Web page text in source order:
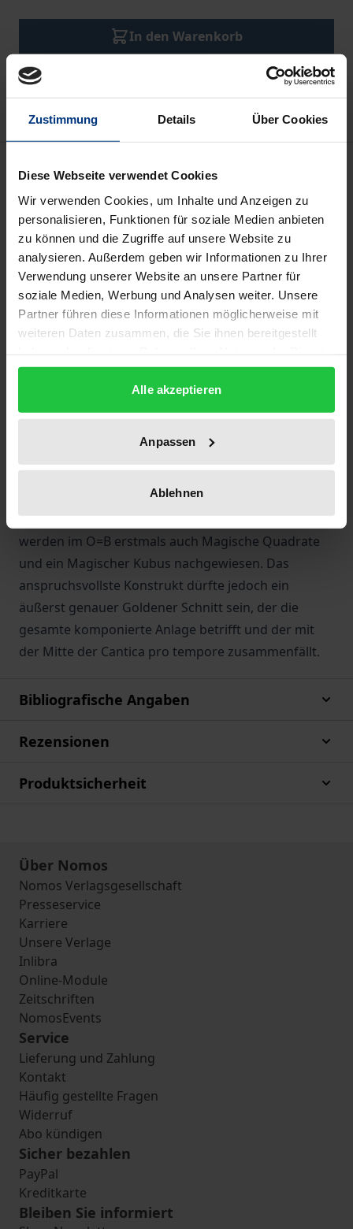
Zustimmung Details Über Cookies
Diese Webseite verwendet Cookies
Wir verwenden Cookies, um Inhalte und Anzeigen zu
personalisieren, Funktionen für soziale Medien anbieten
zu können und die Zugriffe auf unsere Website zu
analysieren. Außerdem geben wir Informationen zu Ihrer
Verwendung unserer Website an unsere Partner für
soziale Medien, Werbung und Analysen weiter. Unsere
Partner führen diese Informationen möglicherweise mit
weiteren Daten zusammen, die Sie ihnen bereitgestellt
gesammelt haben.
Alle akzeptieren
Anpassen
Ablehnen
In den Warenkorb
Zur Wunschliste hinzufügen
Hinweise zu Versandkosten
Bachs ‚Orgelbüchlein‘ (O=B) galt bislang als
musikalischer Torso. Lediglich 46 von den insgesamt
164 im Autograph eingetragenen Choraltiteln
wurden auch komponiert. Felix Pachlatko liefert
anhand neu entdeckter arithmetischer Strukturen
im Werk den Nachweis, dass das O=B nicht nur als in
seiner vorliegenden Form geplant, sondern auch als
vollendet betrachtet werden muss. Dabei ist die Art
und Weise, wie Bach das O=B strukturierte, nicht
neuartig. Die Grundlagen dieser Verbindung von
Denken begründet. Beispiele hierzu lassen sich in
der Musik von der Mitte des 14. Jahrhunderts bis hin
zu Bachs unmittelbaren Vorgängern finden. Neben
ganzzahligen Verhältnissen und Goldenen Schnitten
werden im O=B erstmals auch Magische Quadrate
und ein Magischer Kubus nachgewiesen. Das
anspruchsvollste Konstrukt dürfte jedoch ein
äußerst genauer Goldener Schnitt sein, der die
gesamte komponierte Anlage betrifft und der mit
der Mitte der Cantica pro tempore zusammenfällt.
Bibliografische Angaben
Rezensionen
Produktsicherheit
Über Nomos
Nomos Verlagsgesellschaft
Presseservice
Karriere
Unsere Verlage
Inlibra
Online-Module
Zeitschriften
NomosEvents
Service
Lieferung und Zahlung
Kontakt
Häufig gestellte Fragen
Widerruf
Abo kündigen
Sicher bezahlen
PayPal
Kreditkarte
Bleiben Sie informiert